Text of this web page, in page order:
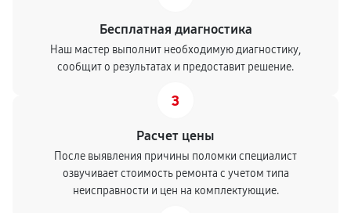
Бесплатная диагностика
Наш мастер выполнит необходимую диагностику,
сообщит о результатах и предоставит решение.
3
Расчет цены
После выявления причины поломки специалист
озвучивает стоимость ремонта с учетом типа
неисправности и цен на комплектующие.